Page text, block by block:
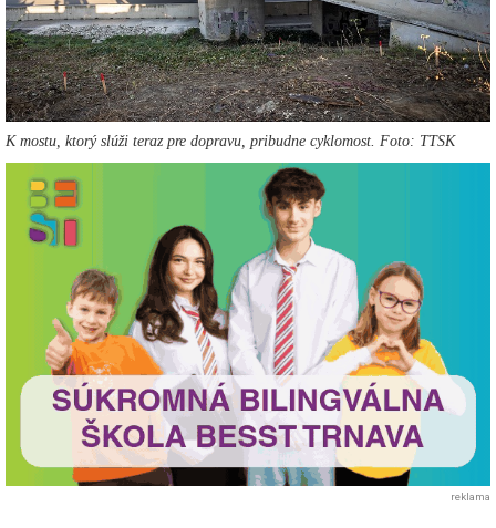
K mostu, ktorý slúži teraz pre dopravu, pribudne cyklomost. Foto: TTSK
reklama